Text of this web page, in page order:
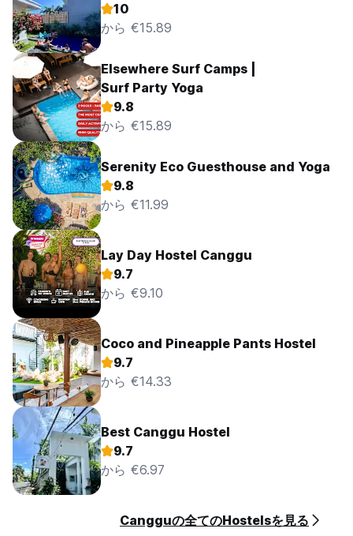
10
から €15.89
Elsewhere Surf Camps |
Surf Party Yoga
9.8
から €15.89
Serenity Eco Guesthouse and Yoga
9.8
から €11.99
Lay Day Hostel Canggu
9.7
から €9.10
Coco and Pineapple Pants Hostel
9.7
から €14.33
Best Canggu Hostel
9.7
から €6.97
Cangguの全てのHostelsを見る